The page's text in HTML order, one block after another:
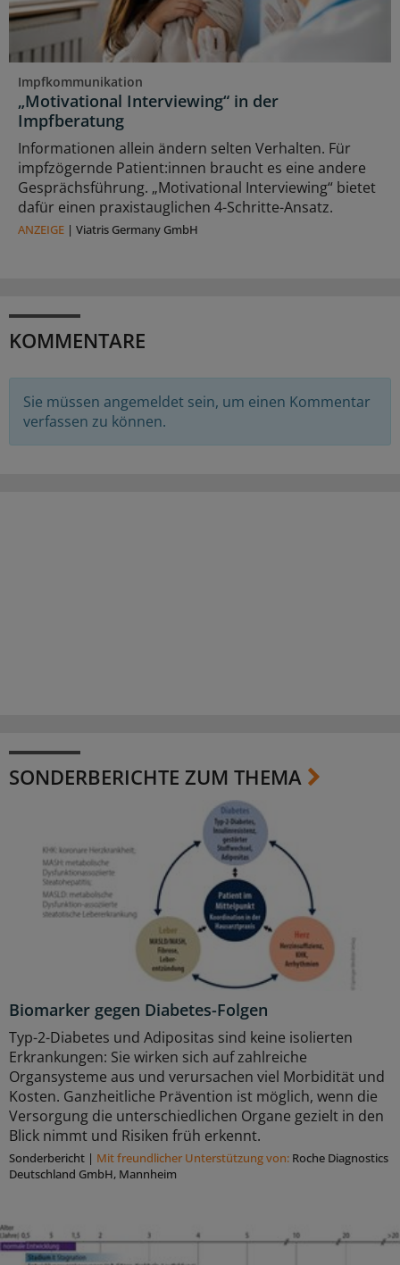
Impfkommunikation
„Motivational Interviewing“ in der
Impfberatung
Informationen allein ändern selten Verhalten. Für
impfzögernde Patient:innen braucht es eine andere
Gesprächsführung. „Motivational Interviewing“ bietet
dafür einen praxistauglichen 4-Schritte-Ansatz.
ANZEIGE | Viatris Germany GmbH
KOMMENTARE
Sie müssen angemeldet sein, um einen Kommentar
verfassen zu können.
SONDERBERICHTE ZUM THEMA
Biomarker gegen Diabetes-Folgen
Typ-2-Diabetes und Adipositas sind keine isolierten
Erkrankungen: Sie wirken sich auf zahlreiche
Organsysteme aus und verursachen viel Morbidität und
Kosten. Ganzheitliche Prävention ist möglich, wenn die
Versorgung die unterschiedlichen Organe gezielt in den
Blick nimmt und Risiken früh erkennt.
Sonderbericht | Mit freundlicher Unterstützung von: Roche Diagnostics
Deutschland GmbH, Mannheim